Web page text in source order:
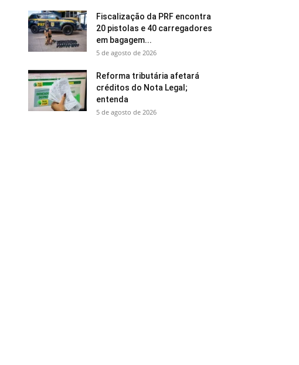
Fiscalização da PRF encontra
20 pistolas e 40 carregadores
em bagagem...
5 de agosto de 2026
Reforma tributária afetará
créditos do Nota Legal;
entenda
5 de agosto de 2026